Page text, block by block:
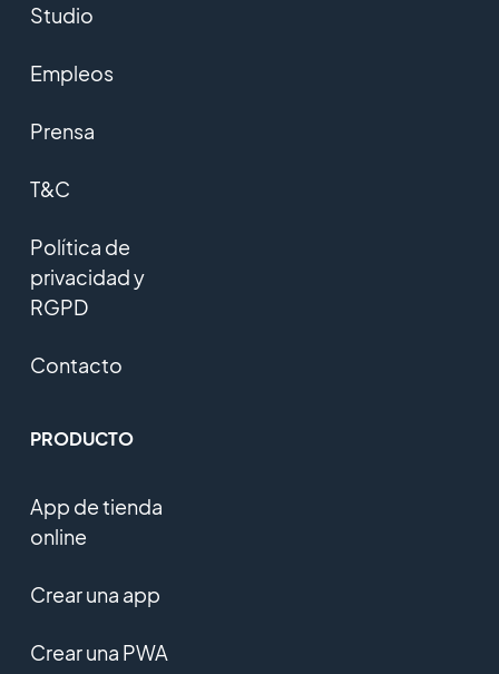
Studio
Empleos
Prensa
T&C
Política de
privacidad y
RGPD
Contacto
PRODUCTO
App de tienda
online
Crear una app
Crear una PWA